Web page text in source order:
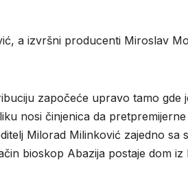
a izvršni producenti Miroslav
započeće upravo tamo gde
nosi činjenica da
Milorad Milinković zajedno sa
bioskop Abazija postaje dom iz